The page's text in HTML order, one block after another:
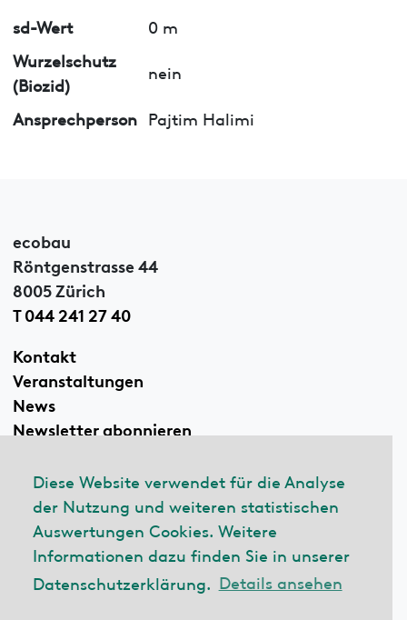
Diese Website verwendet für die Analyse
der Nutzung und weiteren statistischen
Auswertungen Cookies. Weitere
Informationen dazu finden Sie in unserer
Datenschutzerklärung. Details ansehen
sd-Wert
0 m
Wurzelschutz
(Biozid)
nein
Ansprechperson Pajtim Halimi
ecobau
Röntgenstrasse 44
8005 Zürich
T 044 241 27 40
Kontakt
Veranstaltungen
News
Newsletter abonnieren
Linkedin
© 2026 ecobau